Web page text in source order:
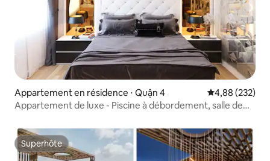
Appartement en résidence ⋅ Quận 4 Évaluation
4,88 (232)
Appartement de luxe - Piscine à débordement, salle de
Superhôte
Superhôte